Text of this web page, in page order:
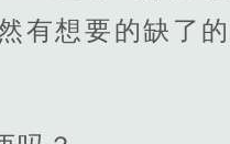
有想要的缺了